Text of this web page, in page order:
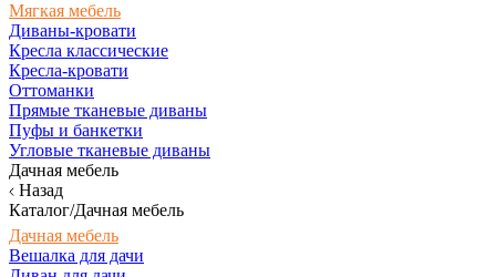
Мягкая мебель
Диваны-кровати
Кресла классические
Кресла-кровати
Оттоманки
Прямые тканевые диваны
Пуфы и банкетки
Угловые тканевые диваны
Дачная мебель
Назад
Каталог/Дачная мебель
Дачная мебель
Вешалка для дачи